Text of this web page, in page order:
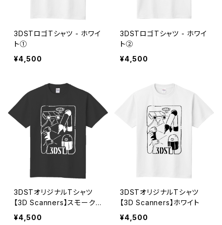
3DSTロゴTシャツ - ホワイ
ト①
¥4,500
3DSTロゴTシャツ - ホワイ
ト②
¥4,500
3DSTオリジナルTシャツ
【3D Scanners】スモークブ
ラック
¥4,500
3DSTオリジナルTシャツ
【3D Scanners】ホワイト
¥4,500